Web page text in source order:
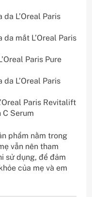
L’Oreal Paris
mắt L’Oreal Paris
Paris Pure
L’Oreal Paris
Paris Revitalift
C Serum
phẩm nằm trong
vẫn nên tham
sử dụng, để đảm
của mẹ và em